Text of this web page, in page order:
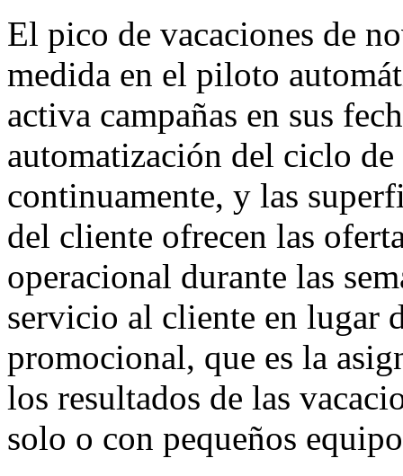
El pico de vacaciones de
medida en el piloto
activa campañas en sus
automatización del ciclo
continuamente, y las
del cliente ofrecen las
operacional durante las
servicio al cliente en lugar
promocional, que es la
los resultados de las
solo o con pequeños